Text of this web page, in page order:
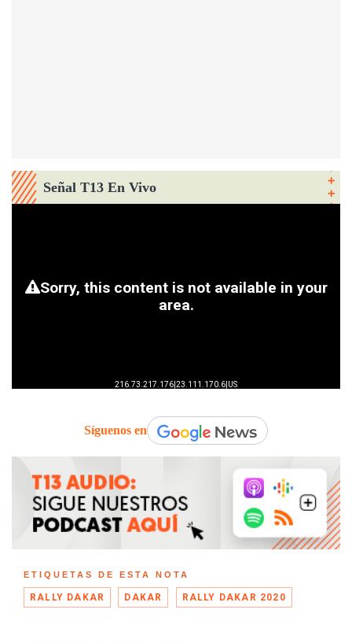
Señal T13 En Vivo
Síguenos en
ETIQUETAS DE ESTA NOTA
RALLY DAKAR DAKAR RALLY DAKAR 2020